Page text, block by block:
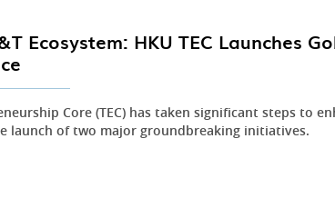
Ecosystem: HKU TEC Launches
Core (TEC) has taken significant steps to
launch of two major groundbreaking initiatives.